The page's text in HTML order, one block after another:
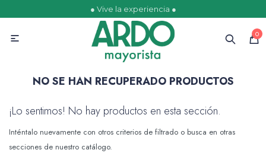
● Vive la experiencia ●
0

NO SE HAN RECUPERADO PRODUCTOS
¡Lo sentimos! No hay productos en esta sección.
Inténtalo nuevamente con otros criterios de filtrado o busca en otras
secciones de nuestro catálogo.
Ofertas Escolares
Golosinas
Comestibles